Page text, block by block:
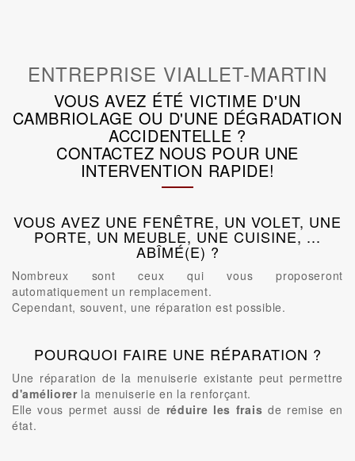
ENTREPRISE VIALLET-MARTIN
VOUS AVEZ ÉTÉ VICTIME D'UN
CAMBRIOLAGE OU D'UNE DÉGRADATION
ACCIDENTELLE ?
CONTACTEZ NOUS POUR UNE
INTERVENTION RAPIDE!
VOUS AVEZ UNE FENÊTRE, UN VOLET, UNE
PORTE, UN MEUBLE, UNE CUISINE, ...
ABÎMÉ(E) ?
Nombreux sont ceux qui vous proposeront
automatiquement un remplacement.
Cependant, souvent, une réparation est possible.
POURQUOI FAIRE UNE RÉPARATION ?
Une réparation de la menuiserie existante peut permettre
d'améliorerla menuiserie en la renforçant.
Elle vous permet aussi de réduire les frais de remise en
état.